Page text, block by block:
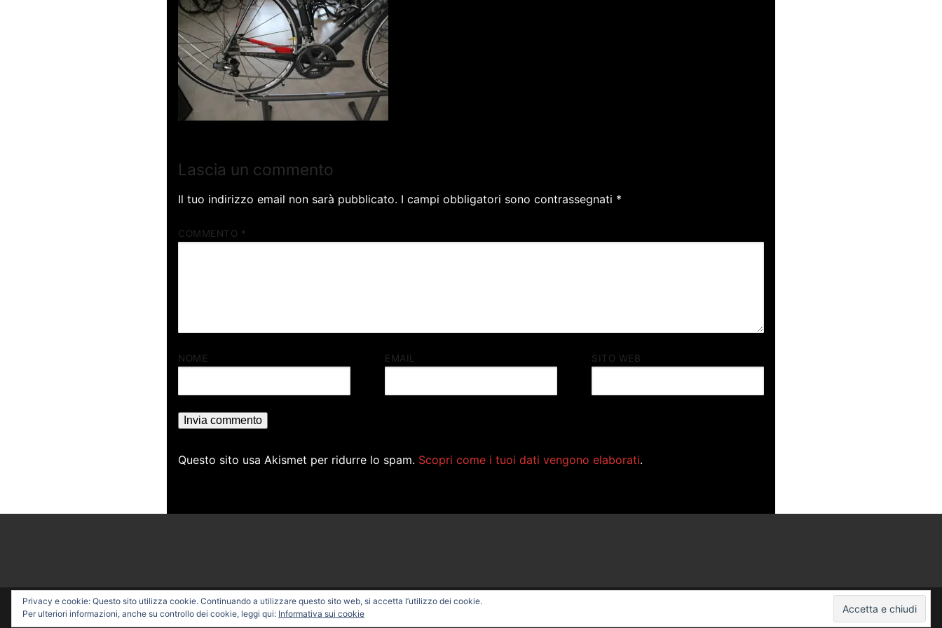
Lascia un commento
Il tuo indirizzo email non sarà pubblicato. I campi obbligatori sono contrassegnati *
COMMENTO *
NOME EMAIL SITO WEB
Questo sito usa Akismet per ridurre lo spam. Scopri come i tuoi dati vengono elaborati.
Copyright © 2026 PROFESSIONAL BIKE – Powered by
Privacy e cookie: Questo sito utilizza cookie. Continuando a utilizzare questo sito web, si accetta l’utilizzo dei cookie.
Per ulteriori informazioni, anche su controllo dei cookie, leggi qui: Informativa sui cookie